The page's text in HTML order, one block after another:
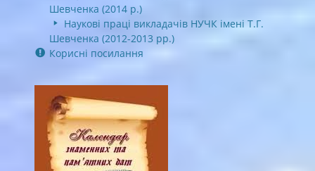
Шевченка (2014 р.)
Наукові праці викладачів НУЧК імені Т.Г.
Шевченка (2012-2013 рр.)
Корисні посилання